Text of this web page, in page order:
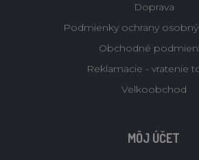
Doprava
Podmienky ochrany
Obchodné
Reklamacie - vratenie
Velkoobchod
MÔJ ÚČET